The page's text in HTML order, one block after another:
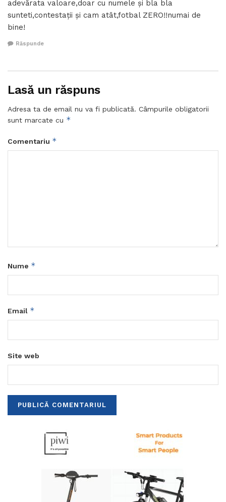
adevărata valoare,doar cu numele și bla bla
sunteti,contestații și cam atât,fotbal ZERO!!numai de
bine!
Răspunde
Lasă un răspuns
Adresa ta de email nu va fi publicată. Câmpurile obligatorii
sunt marcate cu *
Comentariu *
Nume *
Email *
Site web